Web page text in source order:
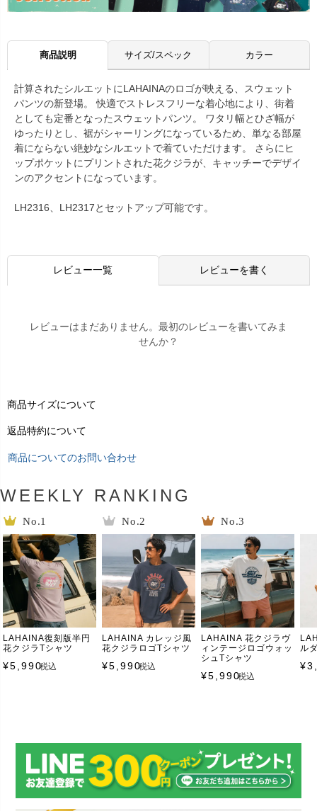
商品説明 サイズ/スペック カラー
計算されたシルエットにLAHAINAのロゴが映える、スウェット
パンツの新登場。 快適でストレスフリーな着心地により、街着
としても定番となったスウェットパンツ。 ワタリ幅とひざ幅が
ゆったりとし、裾がシャーリングになっているため、単なる部屋
着にならない絶妙なシルエットで着ていただけます。 さらにヒ
ップポケットにプリントされた花クジラが、キャッチーでデザイ
ンのアクセントになっています。
LH2316、LH2317とセットアップ可能です。
レビュー一覧 レビューを書く
レビューはまだありません。最初のレビューを書いてみま
せんか？
商品サイズについて
返品特約について
商品についてのお問い合わせ
WEEKLY RANKING
LAHAINA復刻版半円
花クジラTシャツ
¥5,990税込
LAHAINA カレッジ風
花クジラロゴTシャツ
¥5,990税込
LAHAINA 花クジラヴ
ィンテージロゴウォッ
シュTシャツ
¥5,990税込
ル
¥